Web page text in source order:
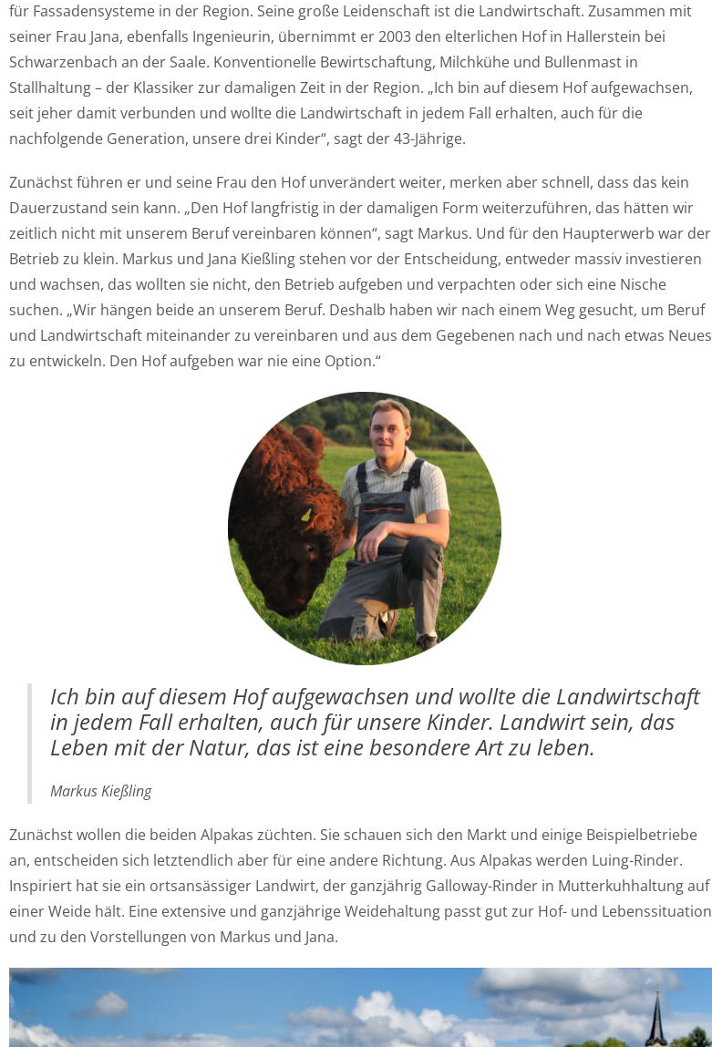
für Fassadensysteme in der Region. Seine große Leidenschaft ist die Landwirtschaft. Zusammen mit
seiner Frau Jana, ebenfalls Ingenieurin, übernimmt er 2003 den elterlichen Hof in Hallerstein bei
Schwarzenbach an der Saale. Konventionelle Bewirtschaftung, Milchkühe und Bullenmast in
Stallhaltung – der Klassiker zur damaligen Zeit in der Region. „Ich bin auf diesem Hof aufgewachsen,
seit jeher damit verbunden und wollte die Landwirtschaft in jedem Fall erhalten, auch für die
nachfolgende Generation, unsere drei Kinder“, sagt der 43-Jährige.
Zunächst führen er und seine Frau den Hof unverändert weiter, merken aber schnell, dass das kein
Dauerzustand sein kann. „Den Hof langfristig in der damaligen Form weiterzuführen, das hätten wir
zeitlich nicht mit unserem Beruf vereinbaren können“, sagt Markus. Und für den Haupterwerb war der
Betrieb zu klein. Markus und Jana Kießling stehen vor der Entscheidung, entweder massiv investieren
und wachsen, das wollten sie nicht, den Betrieb aufgeben und verpachten oder sich eine Nische
suchen. „Wir hängen beide an unserem Beruf. Deshalb haben wir nach einem Weg gesucht, um Beruf
und Landwirtschaft miteinander zu vereinbaren und aus dem Gegebenen nach und nach etwas Neues
zu entwickeln. Den Hof aufgeben war nie eine Option.“
Ich bin auf diesem Hof aufgewachsen und wollte die Landwirtschaft
in jedem Fall erhalten, auch für unsere Kinder. Landwirt sein, das
Leben mit der Natur, das ist eine besondere Art zu leben.
Markus Kießling
Zunächst wollen die beiden Alpakas züchten. Sie schauen sich den Markt und einige Beispielbetriebe
an, entscheiden sich letztendlich aber für eine andere Richtung. Aus Alpakas werden Luing-Rinder.
Inspiriert hat sie ein ortsansässiger Landwirt, der ganzjährig Galloway-Rinder in Mutterkuhhaltung auf
einer Weide hält. Eine extensive und ganzjährige Weidehaltung passt gut zur Hof- und Lebenssituation
und zu den Vorstellungen von Markus und Jana.